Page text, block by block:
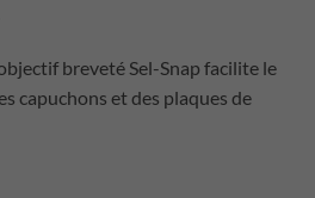
breveté Sel-Snap facilite le
capuchons et des plaques de